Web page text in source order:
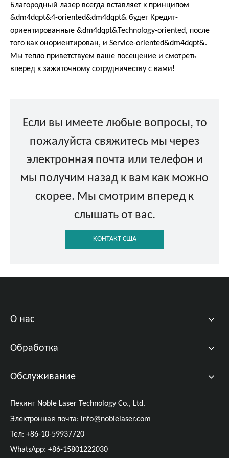
Благородный лазер всегда вставляет к принципом
&dm4dqpt&4-oriented&dm4dqpt& будет Кредит-
ориентированные &dm4dqpt&Technology-oriented, после
того как онориентирован, и Service-oriented&dm4dqpt&.
Мы тепло приветствуем ваше посещение и смотреть
вперед к зажиточному сотрудничеству с вами!
Если вы имеете любые вопросы, то
пожалуйста свяжитесь мы через
электронная почта или телефон и
мы получим назад к вам как можно
скорее. Мы смотрим вперед к
слышать от вас.
КОНТАКТ США
О нас
Обработка
Обслуживание
Пекинг Noble Laser Technology Co., Ltd.
Электронная почта: info@noblelaser.com
Тел: +86-10-59937720
WhatsApp: +86-15801222030